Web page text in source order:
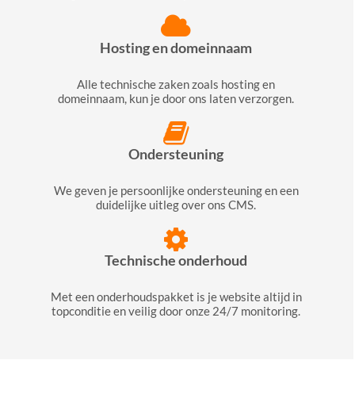
Hosting en domeinnaam
Alle technische zaken zoals hosting en
domeinnaam, kun je door ons laten verzorgen.
Ondersteuning
We geven je persoonlijke ondersteuning en een
duidelijke uitleg over ons CMS.
Technische onderhoud
Met een onderhoudspakket is je website altijd in
topconditie en veilig door onze 24/7 monitoring.